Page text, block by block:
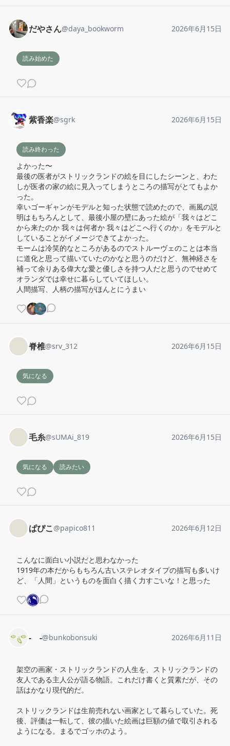
だやさん@daya_bookworm 2026年6月15日
読み始めた
紫香楽@sgrk 2026年6月15日
読み終わった
よかった〜
最後の医者がストリックランドの絵を目にしたシーンと、わた
しが医者の家の絵に見入ってしまうところの描写がとてもよか
った。
幸いゴーギャンがモデルと知った状態で読めたので、画風の説
明はもちろんとして、最後小屋の壁にあった絵が「我々はどこ
から来たのか 我々は何者か 我々はどこへ行くのか」をモデルと
していることがイメージできてよかった。
モームは冷笑的なところがあるのでストルーヴェのことは本当
に道化と思って描いていたのかなと思うのだけど、無神経さを
補って余りある偉大な愛と優しさを持つ人だと思うのでせめて
オランダでは幸せに暮らしていてほしい。
人間描写、人柄の描写がほんとにうまい
脊椎@srv_312 2026年6月15日
気になる
毛糸@sUMAi_819 2026年6月15日
気になる 読みたい
ぱぴこ@papico811 2026年6月12日
こんなに面白い小説だと思わなかった
1919年の本だからもちろん古いステレオタイプの描写も多いけ
ど、「人間」というものを面白く描く力すごいな！と思った
-ゞ-@bunkobonsuki 2026年6月11日
架空の画家・ストリックランドの人生を、ストリックランドの
友人である主人公が語る物語。これだけ書くと質素だが、その
話はかなり現代的だ。
ストリックランドは生前売れない画家として暮らしていた。死
後、評価は一転して、彼の描いた絵画は巨額の値で取引される
ようになる。まるでゴッホのよう。